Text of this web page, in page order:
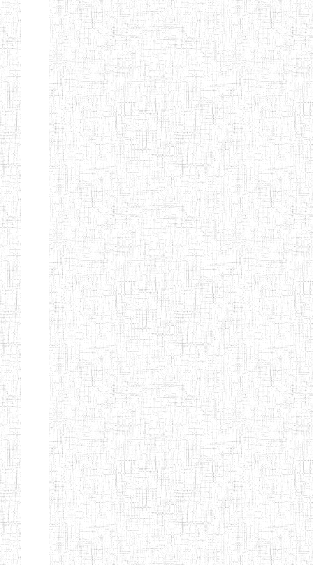
Type
Nature
Arrondissement
Denomination Création Type
ENIEG LES
MOINILLONS
25/09/1995 ENIEG Privé
ENPIEG
BILINGUE
MAGAWATI
10/10/2013 ENIEG Privé
ENIEG
BILINGUE
MATSIAZE
10/07/2000 ENIEG Privé
ENPIEG
BILINGUE
SENTTI-IBES
20/08/2015 ENIEG Privé
ENIEG PRIVEE
BILINGUE LES
06/06/2016 ENIEG Privé